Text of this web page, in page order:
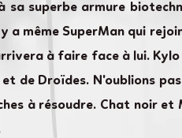
superbe armure
même SuperMan qui
à faire face à lui.
de Droïdes. N'oublions
à résoudre. Chat noir